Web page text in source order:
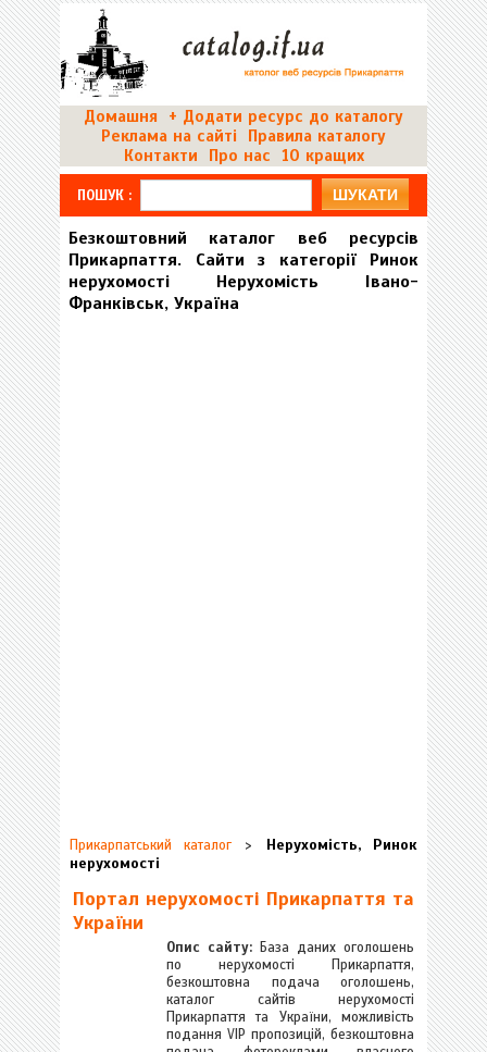
Домашня
+ Додати ресурс до каталогу
Реклама на сайті
Правила каталогу
Контакти
Про нас 10 кращих
ПОШУК : ШУКАТИ
Безкоштовний каталог веб ресурсів
Прикарпаття. Сайти з категорії Ринок
нерухомості Нерухомість Івано-
Франківськ, Україна
Прикарпатський каталог >
Нерухомість, Ринок
нерухомості
Портал нерухомості Прикарпаття та
України
Опис сайту: База даних оголошень
по нерухомості Прикарпаття,
безкоштовна подача оголошень,
каталог сайтів нерухомості
Прикарпаття та України, можливість
подання VIP пропозицій, безкоштовна